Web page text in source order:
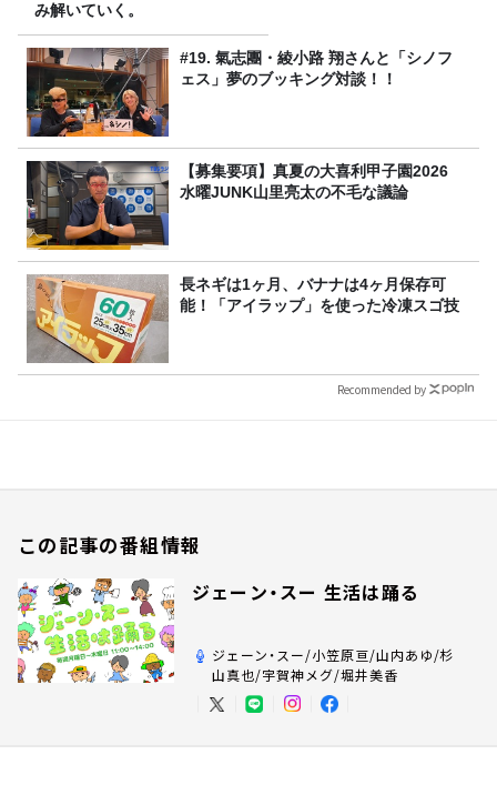
み解いていく。
#19. 氣志團・綾小路 翔さんと「シノフ
ェス」夢のブッキング対談！！
【募集要項】真夏の大喜利甲子園2026
水曜JUNK山里亮太の不毛な議論
長ネギは1ヶ月、バナナは4ヶ月保存可
能！「アイラップ」を使った冷凍スゴ技
Recommended by
この記事の番組情報
ジェーン・スー 生活は踊る
ジェーン・スー/小笠原亘/山内あゆ/杉
山真也/宇賀神メグ/堀井美香